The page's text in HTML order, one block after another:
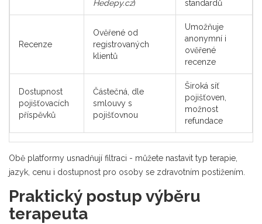
Hedepy.cz) standardů
Recenze
Ověřené od
registrovaných
klientů
Umožňuje
anonymní i
ověřené
recenze
Dostupnost
pojišťovacích
příspěvků
Částečná, dle
smlouvy s
pojišťovnou
Široká síť
pojišťoven,
možnost
refundace
Obě platformy usnadňují filtraci - můžete nastavit typ terapie,
jazyk, cenu i dostupnost pro osoby se zdravotním postižením.
Praktický postup výběru
terapeuta